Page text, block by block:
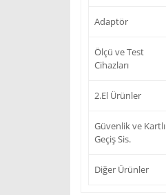
Adaptör
Ölçü ve Test
Cihazları
2.El Ürünler
Güvenlik ve Kartlı
Geçiş Sis.
Diğer Ürünler